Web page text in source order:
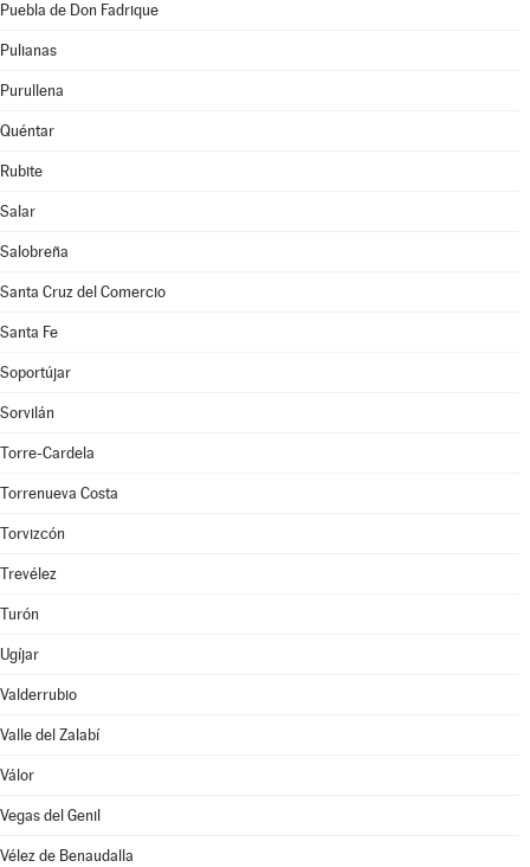
Puebla de Don Fadrique
Pulianas
Purullena
Quéntar
Rubite
Salar
Salobreña
Santa Cruz del Comercio
Santa Fe
Soportújar
Sorvilán
Torre-Cardela
Torrenueva Costa
Torvizcón
Trevélez
Turón
Ugíjar
Valderrubio
Valle del Zalabí
Válor
Vegas del Genil
Vélez de Benaudalla